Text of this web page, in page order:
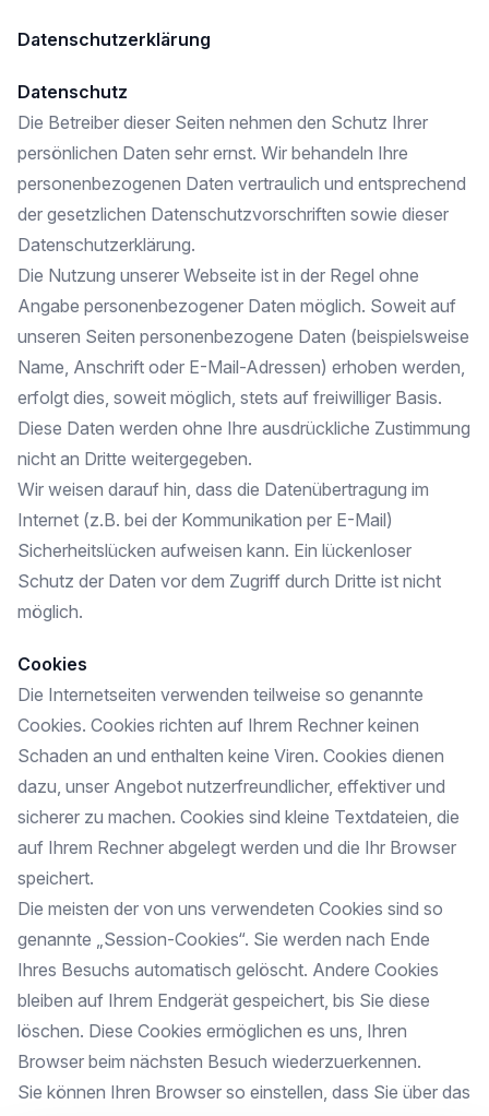
Datenschutzerklärung
Datenschutz
Die Betreiber dieser Seiten nehmen den Schutz Ihrer
persönlichen Daten sehr ernst. Wir behandeln Ihre
personenbezogenen Daten vertraulich und entsprechend
der gesetzlichen Datenschutzvorschriften sowie dieser
Datenschutzerklärung.
Die Nutzung unserer Webseite ist in der Regel ohne
Angabe personenbezogener Daten möglich. Soweit auf
unseren Seiten personenbezogene Daten (beispielsweise
Name, Anschrift oder E-Mail-Adressen) erhoben werden,
erfolgt dies, soweit möglich, stets auf freiwilliger Basis.
Diese Daten werden ohne Ihre ausdrückliche Zustimmung
nicht an Dritte weitergegeben.
Wir weisen darauf hin, dass die Datenübertragung im
Internet (z.B. bei der Kommunikation per E-Mail)
Sicherheitslücken aufweisen kann. Ein lückenloser
Schutz der Daten vor dem Zugriff durch Dritte ist nicht
möglich.
Cookies
Die Internetseiten verwenden teilweise so genannte
Cookies. Cookies richten auf Ihrem Rechner keinen
Schaden an und enthalten keine Viren. Cookies dienen
dazu, unser Angebot nutzerfreundlicher, effektiver und
sicherer zu machen. Cookies sind kleine Textdateien, die
auf Ihrem Rechner abgelegt werden und die Ihr Browser
speichert.
Die meisten der von uns verwendeten Cookies sind so
genannte „Session-Cookies“. Sie werden nach Ende
Ihres Besuchs automatisch gelöscht. Andere Cookies
bleiben auf Ihrem Endgerät gespeichert, bis Sie diese
löschen. Diese Cookies ermöglichen es uns, Ihren
Browser beim nächsten Besuch wiederzuerkennen.
Sie können Ihren Browser so einstellen, dass Sie über das